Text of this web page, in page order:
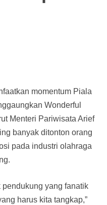
momentum Piala
Wonderful
Menteri Pariwisata Arief
banyak ditonton orang
pada industri olahraga
yang fanatik
harus kita tangkap,”